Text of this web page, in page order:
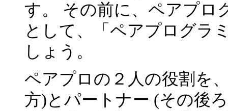
す。 その前に、ペアプロ
として、「ペアプログラ
しょう。
ペアプロの２人の役割を
方)とパートナー (その後